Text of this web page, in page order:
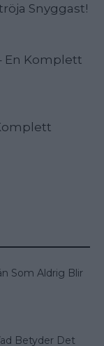
Snyggast!
En Komplett
Som Aldrig Blir
Betyder Det